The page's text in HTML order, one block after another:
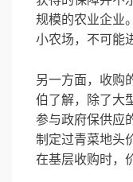
规模的农业企业
小农场，不可能
另一方面，收购
伯了解，除了大
参与政府保供应
制定过青菜地头
在基层收购时，